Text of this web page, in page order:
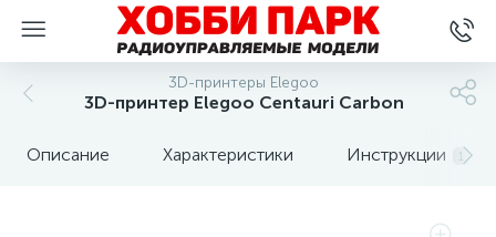
3D-принтеры Elegoo
3D-принтер Elegoo Centauri Carbon
Описание Характеристики Инструкции 1